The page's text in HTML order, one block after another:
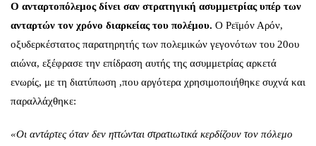
Ο ανταρτοπόλεμος δίνει σαν στρατηγική ασυμμετρίας υπέρ των
ανταρτών τον χρόνο διαρκείας του πολέμου. Ο Ρεϊμόν Αρόν,
οξυδερκέστατος παρατηρητής των πολεμικών γεγονότων του 20ου
αιώνα, εξέφρασε την επίδραση αυτής της ασυμμετρίας αρκετά
ενωρίς, με τη διατύπωση ,που αργότερα χρησιμοποιήθηκε συχνά και
παραλλάχθηκε:
«Οι αντάρτες όταν δεν ηττώνται στρατιωτικά κερδίζουν τον πόλεμο